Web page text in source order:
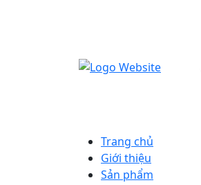
Trang chủ
Giới thiệu
Sản phẩm